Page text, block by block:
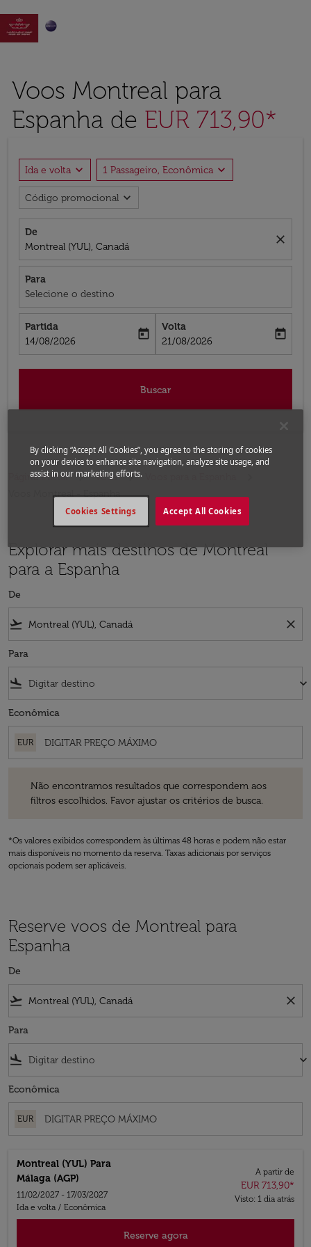

Voos Montreal para
Espanha de EUR 713,90*
Ida e volta expand_more 1 Passageiro, Econômica expand_more
Código promocional expand_more
De
Montreal (YUL), Canadá
close
Para
Selecione o destino
Partida
fc-booking-departure-date-aria-label
14/08/2026
today
Volta
fc-booking-return-date-aria-label
21/08/2026
today
Buscar
Página inicial Voos
Voos Montreal - Espanha
Explorar mais destinos de Montreal
para a Espanha
De
flight_takeoff close
Para
flight_land keyboard_arrow_down
Econômica
EUR
Não encontramos resultados que correspondem aos
filtros escolhidos. Favor ajustar os critérios de busca.
*Os valores exibidos correspondem às últimas 48 horas e podem não estar
mais disponíveis no momento da reserva. Taxas adicionais por serviços
opcionais podem ser aplicáveis.
Reserve voos de Montreal para
Espanha
De
flight_takeoff close
Para
flight_land keyboard_arrow_down
Econômica
EUR
Montreal (YUL) Para
Málaga (AGP)
11/02/2027 - 17/03/2027
Ida e volta / Econômica
A partir de
EUR 713,90*
Visto: 1 dia atrás
Reserve agora
By clicking “Accept All Cookies”, you agree to the storing of cookies
on your device to enhance site navigation, analyze site usage, and
assist in our marketing efforts.
Accept All Cookies
Cookies Settings